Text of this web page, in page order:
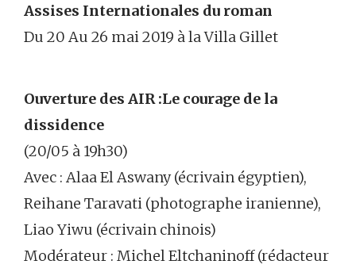
Assises Internationales du roman
Du 20 Au 26 mai 2019 à la Villa Gillet
Ouverture des AIR :Le courage de la
dissidence
(20/05 à 19h30)
Avec : Alaa El Aswany (écrivain égyptien),
Reihane Taravati (photographe iranienne),
Liao Yiwu (écrivain chinois)
Modérateur : Michel Eltchaninoff (rédacteur